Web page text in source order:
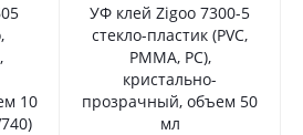
10
УФ клей Zigoo 7300-5
стекло-пластик (PVC,
PMMA, PC),
кристально-
прозрачный, объем 50
мл